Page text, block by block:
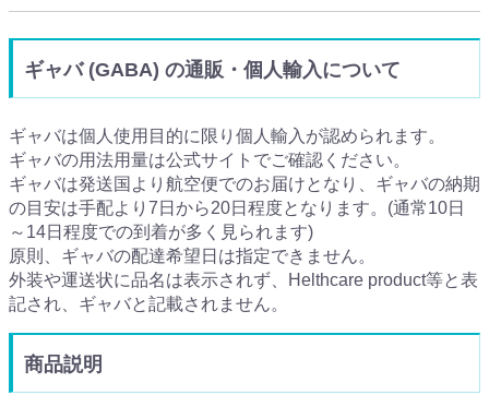
ギャバ (GABA) の通販・個人輸入について
ギャバは個人使用目的に限り個人輸入が認められます。
ギャバの用法用量は公式サイトでご確認ください。
ギャバは発送国より航空便でのお届けとなり、ギャバの納期
の目安は手配より7日から20日程度となります。(通常10日
～14日程度での到着が多く見られます)
原則、ギャバの配達希望日は指定できません。
外装や運送状に品名は表示されず、Helthcare product等と表
記され、ギャバと記載されません。
商品説明